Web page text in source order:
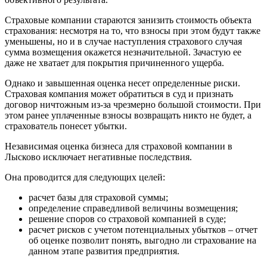
Страховые компании стараются занизить стоимость объекта
страхования: несмотря на то, что взносы при этом будут также
уменьшены, но и в случае наступления страхового случая
сумма возмещения окажется незначительной. Зачастую ее
даже не хватает для покрытия причиненного ущерба.
Однако и завышенная оценка несет определенные риски.
Страховая компания может обратиться в суд и признать
договор ничтожным из-за чрезмерно большой стоимости. При
этом ранее уплаченные взносы возвращать никто не будет, а
страхователь понесет убытки.
Независимая оценка бизнеса для страховой компании в
Лысково исключает негативные последствия.
Она проводится для следующих целей:
расчет базы для страховой суммы;
определение справедливой величины возмещения;
решение споров со страховой компанией в суде;
расчет рисков с учетом потенциальных убытков – отчет
об оценке позволит понять, выгодно ли страхование на
данном этапе развития предприятия.
Боготол
Большой Камень
Бор
Борзя
Борисоглебск
Братск
Бронницы
Брянск
Бугульма
Бугуруслан
Бузулук
Буйнакск
Бутурлиновка
Валдай
Валуйки
Великие Луки
Великий Новгород